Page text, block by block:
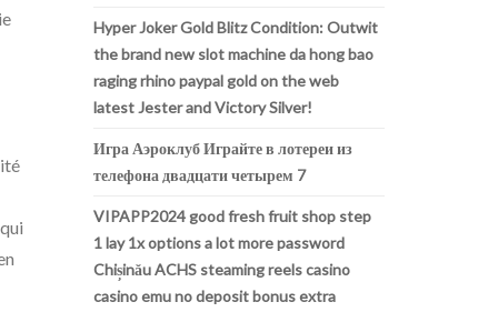
Hyper Joker Gold Blitz Condition: Outwit
the brand new slot machine da hong bao
raging rhino paypal gold on the web
latest Jester and Victory Silver!
Игра Аэроклуб Играйте в лотереи из
телефона двадцати четырем 7
VIPAPP2024 good fresh fruit shop step
1 lay 1x options a lot more password
Chișinău ACHS steaming reels casino
casino emu no deposit bonus extra